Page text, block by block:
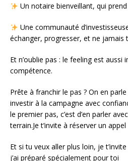
Un notaire bienveillant, qui
Une communauté
échanger, progresser, et ne jamais
Et n’oublie pas : le feeling est aussi
compétence.
Prête à franchir le pas ? On en
investir à la campagne avec
le premier pas, c’est d’en parler
terrain.Je t’invite à réserver un
Et si tu veux aller plus loin, je
j’ai préparé spécialement pour toi